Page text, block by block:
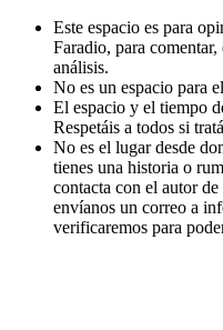
Este espacio es para
Faradio, para
análisis.
No es un espacio para
El espacio y el tiempo
Respetáis a todos si
No es el lugar desde
tienes una historia o
contacta con el autor
envíanos un correo a
verificaremos para